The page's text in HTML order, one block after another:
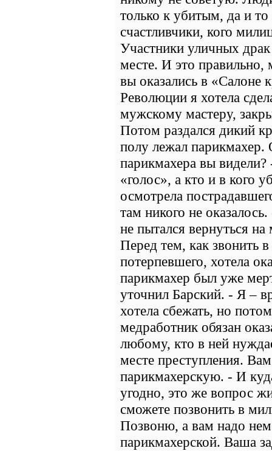
только к убитым, да и
счастливчики, кого
Участники уличных
месте. И это правильно,
вы оказались в «Салоне
Революции я хотела
мужскому мастеру,
Потом раздался дикий
полу лежал
парикмахера вы
«голос», а кто и в кого
осмотрела
там никого не
не пытался вернуться
Перед тем, как звонить
потерпевшего, хотела
парикмахер был уже
уточнил Барский. - Я –
хотела сбежать, но
медработник обязан
любому, кто в ней
месте преступления.
парикмахерскую. - И
угодно, это же вопрос
сможете позвонить в
Позвоню, а вам надо
парикмахерской. Ваша